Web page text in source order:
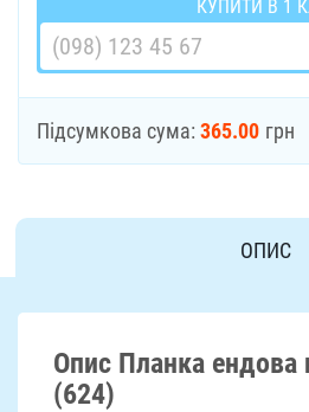
КУПИТИ В 1
Підсумкова сума: 365.00 грн
ОПИС
Опис Планка
(624)